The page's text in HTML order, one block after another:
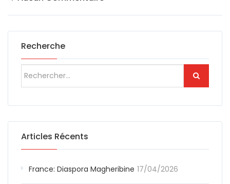
Recherche
Articles Récents
France: Diaspora Magheribine 17/04/2026